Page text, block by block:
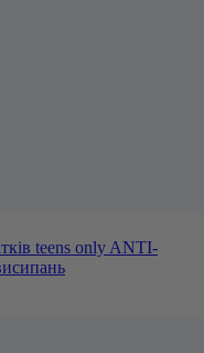
teens only ANTI-